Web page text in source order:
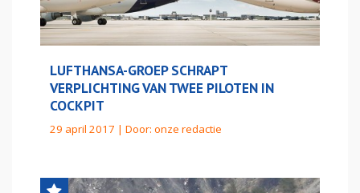
LUFTHANSA-GROEP SCHRAPT
VERPLICHTING VAN TWEE PILOTEN IN
COCKPIT
29 april 2017 | Door: onze redactie